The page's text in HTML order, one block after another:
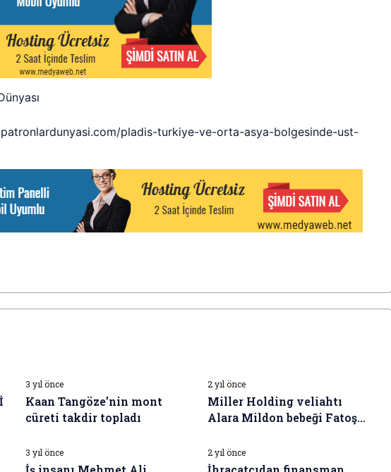
pladis-turkiye-ve-orta-asya-bolgesinde-ust-
3 yıl önce
Kaan Tangöze’nin mont
cüreti takdir topladı
2 yıl önce
Miller Holding veliahtı
Alara Mildon bebeği Fatoş
İŞ DÜNYASI HABERLERI
3 yıl önce 2 yıl önce